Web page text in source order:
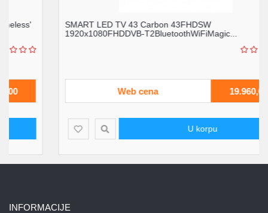
SMART LED TV 43 Carbon 43FHDSW
1920x1080FHDDVB-T2BluetoothWiFiMagic...
INFORMACIJE